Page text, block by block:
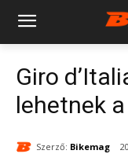
Giro
lehetnek
Szerző: Bikemag